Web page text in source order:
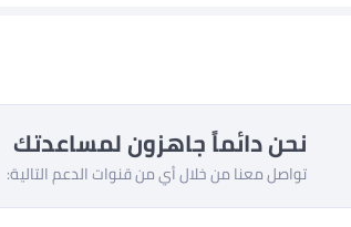
نحن دائماً جاهزون لمساعدتك
تواصل معنا من خلال أي من قنوات الدعم التالية: